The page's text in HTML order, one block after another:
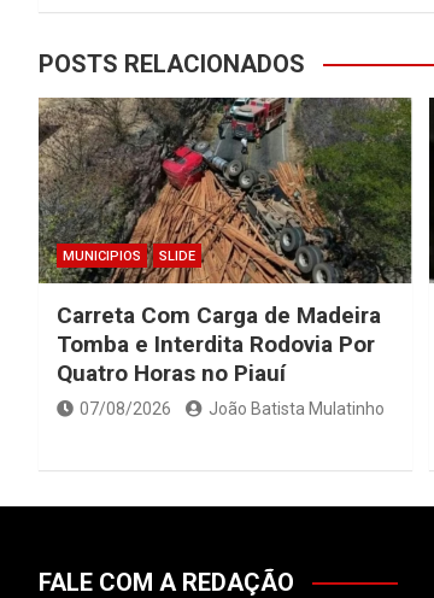
POSTS RELACIONADOS
MUNICIPIOS SLIDE
Carreta Com Carga de Madeira
Tomba e Interdita Rodovia Por
Quatro Horas no Piauí
07/08/2026 João Batista Mulatinho
FALE COM A REDAÇÃO